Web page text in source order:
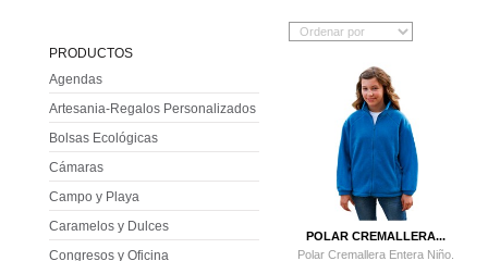
POLAR CREMALLERA...
Polar Cremallera Entera Niño.
PRODUCTOS
Agendas
Artesania-Regalos Personalizados
Bolsas Ecológicas
Cámaras
Campo y Playa
Caramelos y Dulces
Congresos y Oficina